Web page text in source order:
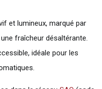
et lumineux, marqué par
fraîcheur désaltérante.
idéale pour les